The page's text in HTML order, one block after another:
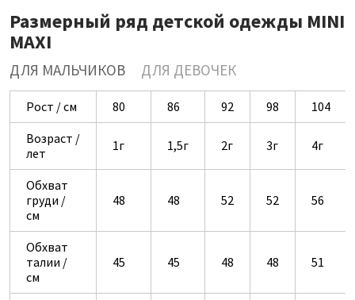
Размерный ряд детской одежды MINI
MAXI
ДЛЯ МАЛЬЧИКОВ ДЛЯ ДЕВОЧЕК
Рост / см 80 86 92 98
104
Возраст /
лет
1г 1,5г 2г 3г 4г
Обхват
груди /
см
48 48 52 52 56
Обхват
талии /
см
45 45 48 48 51